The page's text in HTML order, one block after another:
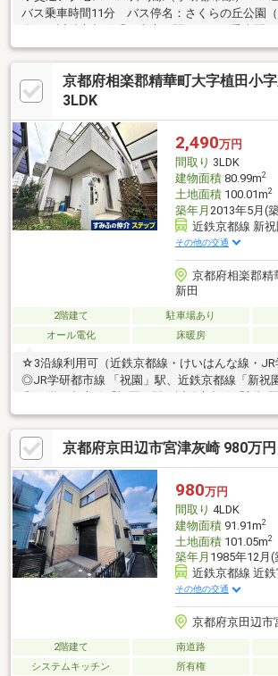
バス乗車時間11分 バス停名：さくらの丘公園
さくらの丘公園（バス停徒歩3分）◆土地51.72
令和2年7月建築◆駐車2台可（車種による）◆
面道路幅員約6.0ｍ（公道）◆南面バルコニー◆
ーフバルコニー◆吹抜けあり◆日当たり良好◆
京都府相楽郡精華町大字植田小
3LDK
2,490万円
間取り 3LDK
建物面積80.99m2
土地面積100.01m2
築年月 2013年5月(
近鉄京都線 新
その他の交通
京都府相楽郡精
新田
2階建て 駐車場あり
オール電化
床暖房
☆3沿線利用可（近鉄京都線・けいはんな線・
◎JR学研都市線 「祝園」駅、近鉄京都線「新祝
◎JR学研都市線「祝園」駅、近鉄京都線「新祝園
分「精華台一丁目」バス停徒歩2分 ◎近鉄けい
良登美ヶ丘」駅までバス乗車28分「畑ノ前公園
☆オール電化☆玄関横にシューズインクローゼ
年5月建築☆開発分譲地内☆前面道路幅員約6.0
に吹抜あり、日当たり良好☆駐車2台可（車種
Ｄ ＯＮＥ製のキッチン☆全居室に収納あり
京都府京田辺市宮津灰崎 980万
980万円
間取り 4LDK
建物面積91.91m2
土地面積101.05m2
築年月 1985年12月
近鉄京都線 近
その他の交通
京都府京田辺市
2階建て 南道路
システムキッチン
所有権